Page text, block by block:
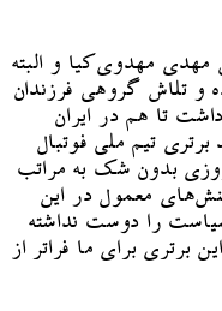
مهدوی‌کیا و البته
و تلاش گروهی فرزندان
داشت تا هم در ایران
تیم ملی فوتبال
بدون شک به مراتب
معمول در این
را دوست نداشته
برتری برای ما فراتر از